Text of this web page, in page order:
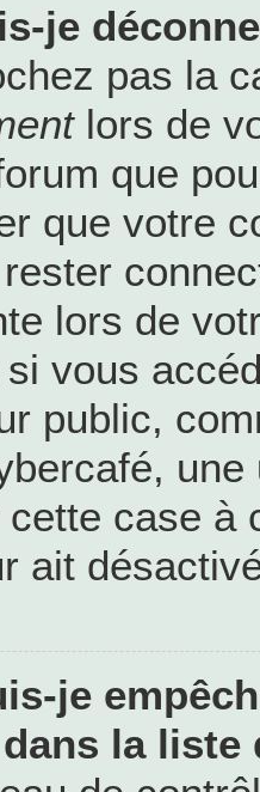
je
pas la
lors de
que
que votre
rester
lors de
vous
public,
case à
ait
je
la